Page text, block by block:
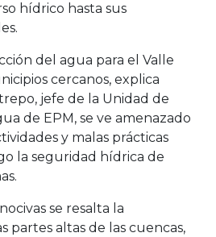
hídrico hasta sus
del agua para el Valle
cercanos, explica
jefe de la Unidad de
de EPM, se ve amenazado
y malas prácticas
la seguridad hídrica de
se resalta la
partes altas de las cuencas,